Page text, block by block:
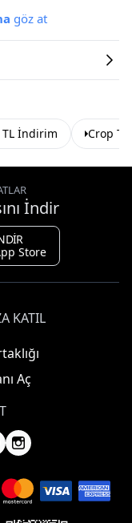
göz at
TL İndirim Crop
İndir
Store
KATIL
Aç